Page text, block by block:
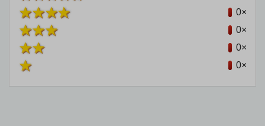
0×
0×
0×
0×